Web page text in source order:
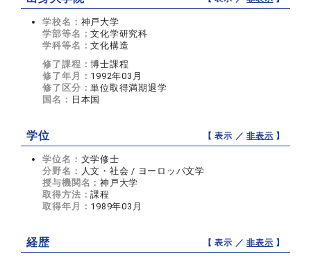
学校名： 神戸大学
学部等名：文化学研究科
学科等名：文化構造
修了課程：博士課程
修了年月： 1992年03月
修了区分：単位取得満期退学
国名： 日本国
学位 【 表示 ／非表示 】
学位名： 文学修士
分野名： 人文・社会 / ヨーロッパ文学
授与機関名：神戸大学
取得方法：課程
取得年月： 1989年03月
経歴 【 表示 ／非表示 】